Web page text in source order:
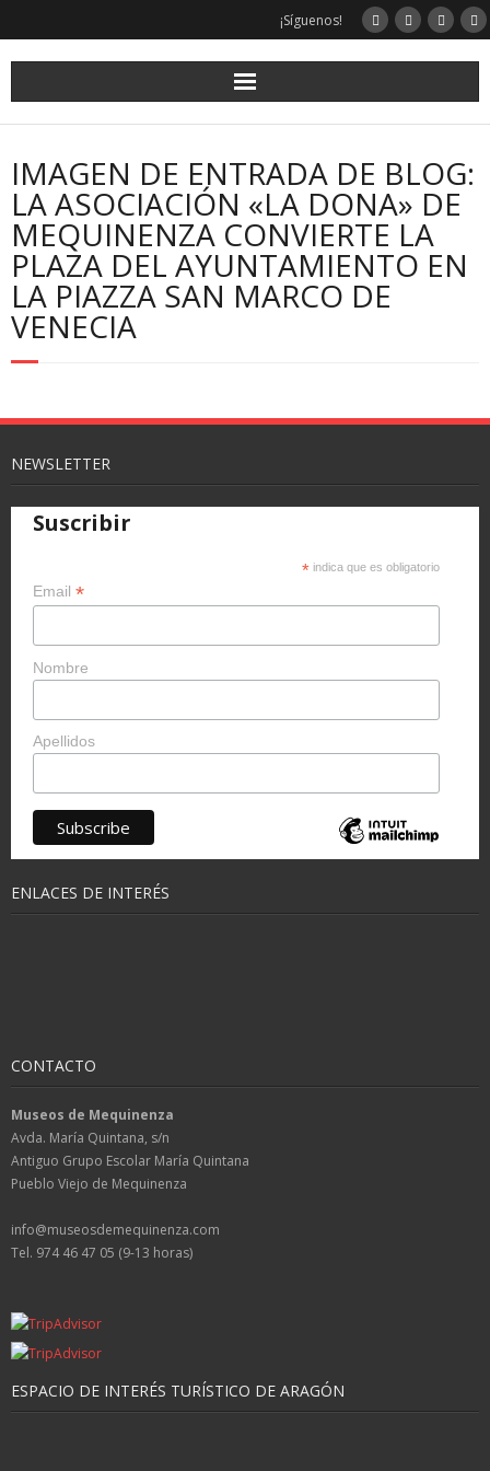
¡Síguenos!
IMAGEN DE ENTRADA DE BLOG:
LA ASOCIACIÓN «LA DONA» DE
MEQUINENZA CONVIERTE LA
PLAZA DEL AYUNTAMIENTO EN
LA PIAZZA SAN MARCO DE
VENECIA
NEWSLETTER
Suscribir
* indica que es obligatorio
Email *
Nombre
Apellidos
ENLACES DE INTERÉS
CONTACTO
Museos de Mequinenza
Avda. María Quintana, s/n
Antiguo Grupo Escolar María Quintana
Pueblo Viejo de Mequinenza
info@museosdemequinenza.com
Tel. 974 46 47 05 (9-13 horas)
ESPACIO DE INTERÉS TURÍSTICO DE ARAGÓN